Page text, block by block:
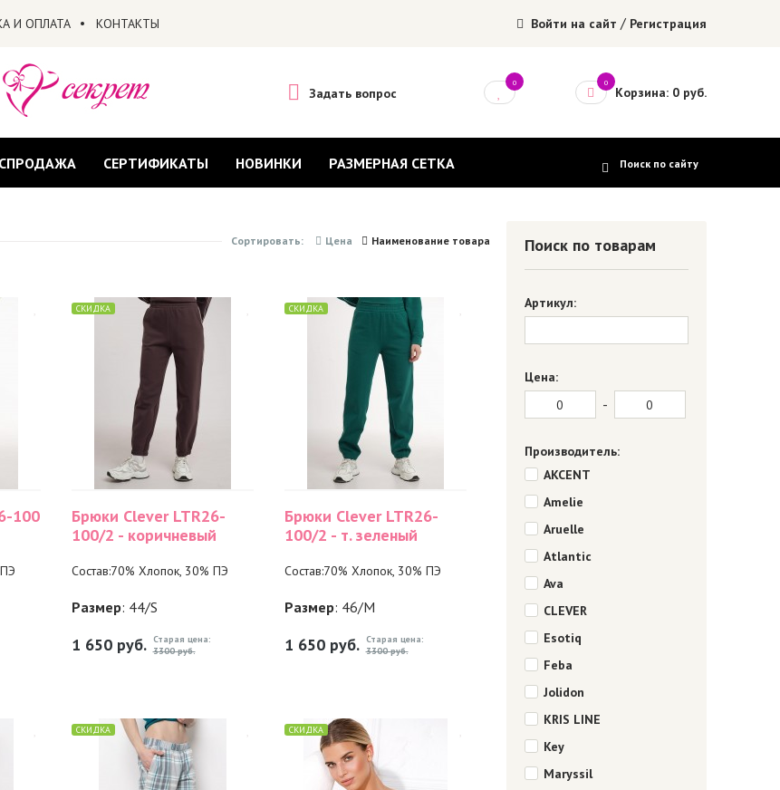
Войти на сайт / Регистрация
И ОПЛАТА КОНТАКТЫ
Задать вопрос
0 0
Корзина: 0 руб.
СЕРТИФИКАТЫ НОВИНКИ
РАЗМЕРНАЯ СЕТКА
Сортировать: Цена Наименование товара
100
СКИДКА
Брюки Clever LTR26-
100/2 - коричневый
Состав:70% Хлопок, 30% ПЭ
Размер: 44/S
1 650руб. Старая цена:
3300 руб.
СКИДКА
Брюки Clever LTR26-
100/2 - т. зеленый
Состав:70% Хлопок, 30% ПЭ
Размер: 46/M
1 650руб. Старая цена:
3300 руб.
СКИДКА СКИДКА
Поиск по товарам
Артикул:
Цена:
-
Производитель:
AKCENT
Amelie
Aruelle
Atlantic
Ava
CLEVER
Esotiq
Feba
Jolidon
KRIS LINE
Key
Maryssil